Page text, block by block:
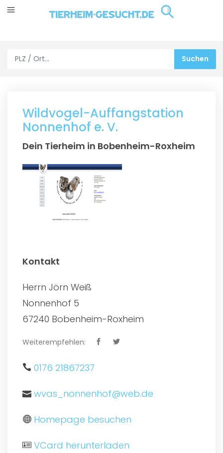
Wildvogel-Auffangstation
Nonnenhof e. V.
Dein Tierheim in Bobenheim-Roxheim
Kontakt
Herrn Jörn Weiß
Nonnenhof 5
67240 Bobenheim-Roxheim
Weiterempfehlen:
0176 21867237
wvas_nonnenhof@web.de
Homepage besuchen
VCard herunterladen